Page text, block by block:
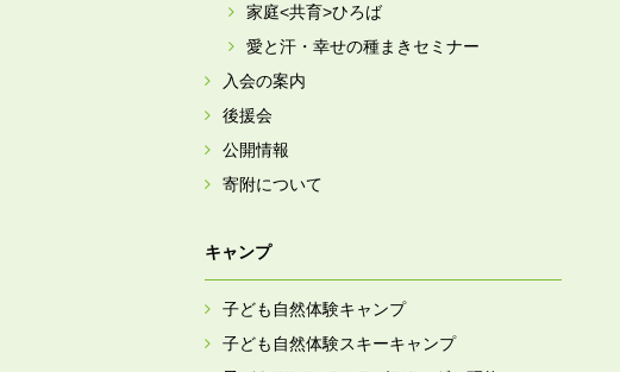
家庭<共育>ひろば
愛と汗・幸せの種まきセミナー
入会の案内
後援会
公開情報
寄附について
キャンプ
子ども自然体験キャンプ
子ども自然体験スキーキャンプ